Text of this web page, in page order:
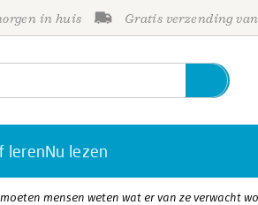
in huis Gratis verzending
lerenNu lezen
mensen weten wat er van ze verwacht